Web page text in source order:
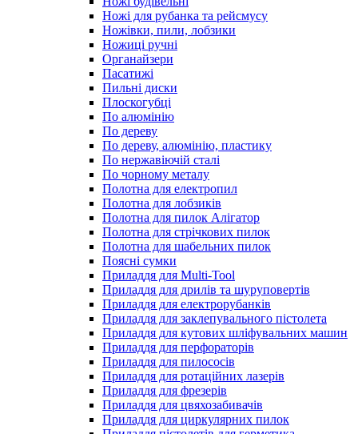
Ножі для рубанка та рейсмусу
Ножівки, пили, лобзики
Ножиці ручні
Органайзери
Пасатижі
Пильні диски
Плоскогубці
По алюмінію
По дереву
По дереву, алюмінію, пластику
По нержавіючій сталі
По чорному металу
Полотна для електропил
Полотна для лобзиків
Полотна для пилок Алігатор
Полотна для стрічкових пилок
Полотна для шабельних пилок
Поясні сумки
Приладдя для Multi-Tool
Приладдя для дрилів та шуруповертів
Приладдя для електрорубанків
Приладдя для заклепувального пістолета
Приладдя для кутових шліфувальних машин
Приладдя для перфораторів
Приладдя для пилососів
Приладдя для ротаційних лазерів
Приладдя для фрезерів
Приладдя для цвяхозабивачів
Приладдя для циркулярних пилок